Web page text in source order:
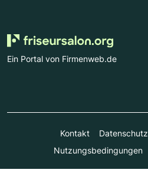
Ein Portal von Firmenweb.de
Kontakt Datenschutz
Nutzungsbedingungen